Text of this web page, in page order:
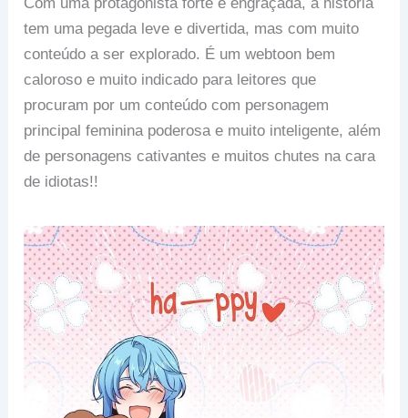
tem uma pegada leve e divertida, mas com muito
conteúdo a ser explorado. É um webtoon bem
caloroso e muito indicado para leitores que
procuram por um conteúdo com personagem
principal feminina poderosa e muito inteligente, além
de personagens cativantes e muitos chutes na cara
de idiotas!!